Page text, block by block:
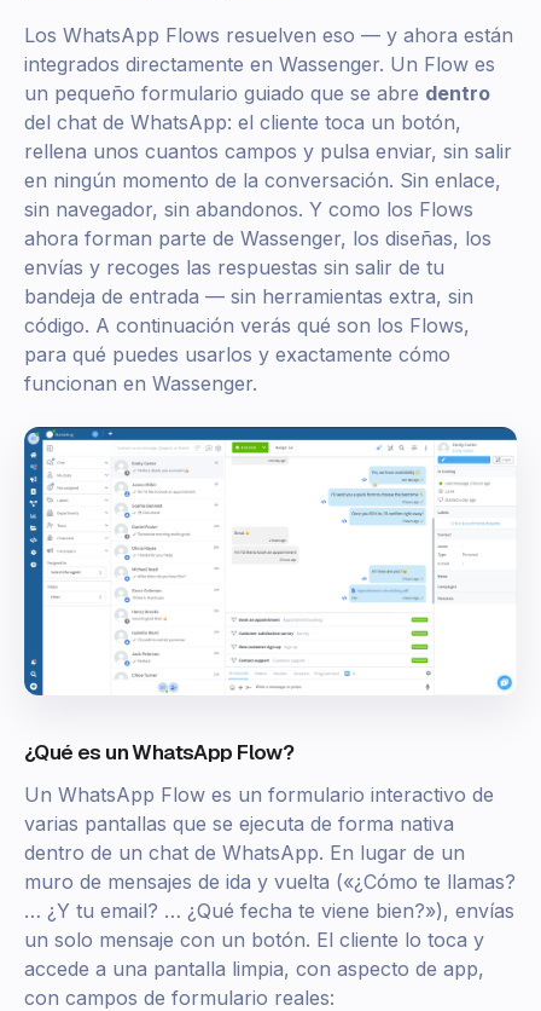
Los WhatsApp Flows resuelven eso — y ahora están
integrados directamente en Wassenger. Un Flow es
un pequeño formulario guiado que se abre dentro
del chat de WhatsApp: el cliente toca un botón,
rellena unos cuantos campos y pulsa enviar, sin salir
en ningún momento de la conversación. Sin enlace,
sin navegador, sin abandonos. Y como los Flows
ahora forman parte de Wassenger, los diseñas, los
envías y recoges las respuestas sin salir de tu
bandeja de entrada — sin herramientas extra, sin
código. A continuación verás qué son los Flows,
para qué puedes usarlos y exactamente cómo
funcionan en Wassenger.
¿Qué es un WhatsApp Flow?
Un WhatsApp Flow es un formulario interactivo de
varias pantallas que se ejecuta de forma nativa
dentro de un chat de WhatsApp. En lugar de un
muro de mensajes de ida y vuelta («¿Cómo te llamas?
… ¿Y tu email? … ¿Qué fecha te viene bien?»), envías
un solo mensaje con un botón. El cliente lo toca y
accede a una pantalla limpia, con aspecto de app,
con campos de formulario reales: